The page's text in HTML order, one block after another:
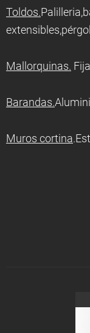
Toldos.
Mallorquinas.
Barandas.
Muros cortina